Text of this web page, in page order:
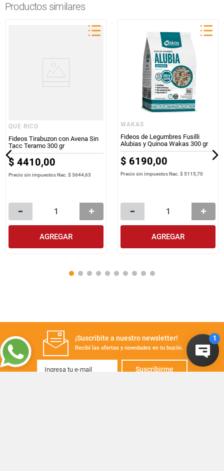
Productos similares
QUE RICO
Fideos Tirabuzon con Avena Sin
Tacc Teramo 300 gr
$ 4410,00
Precio sin impuestos Nac. $ 3644,63
AGREGAR
WAKAS
Fideos de Legumbres Fusilli
Alubias y Quinoa Wakas 300 gr
$ 6190,00
Precio sin impuestos Nac. $ 5115,70
AGREGAR
¡Suscribite a nuestro newsletter!
Recibí las ofertas y novedades en tu buzón.
Suscribirme